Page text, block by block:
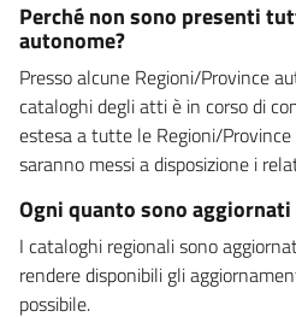
Perché non sono presenti
autonome?
Presso alcune Regioni/Province
cataloghi degli atti è in corso di
estesa a tutte le Regioni/
saranno messi a disposizione i
Ogni quanto sono
I cataloghi regionali sono
rendere disponibili gli
possibile.